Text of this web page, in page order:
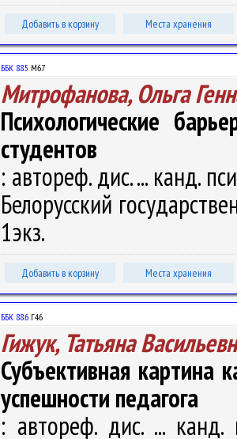
Добавить в корзину Места хранения
ББК 88.5 М67
Митрофанова, Ольга
Психологические
студентов
: автореф. дис. ... канд.
Белорусский
1экз.
Добавить в корзину Места хранения
ББК 88.6 Г46
Гижук, Татьяна
Субъективная картина
успешности педагога
: автореф. дис. ...